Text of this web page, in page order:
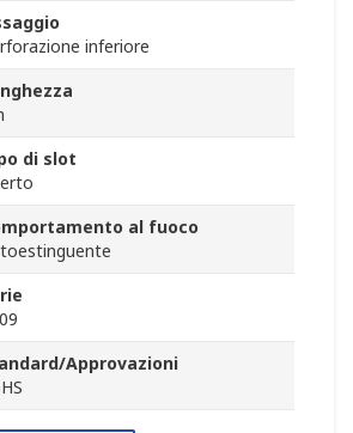
inferiore
di slot
al fuoco
Approvazioni